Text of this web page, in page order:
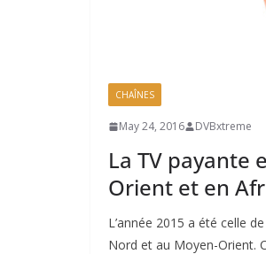
CHAÎNES
May 24, 2016 DVBxtreme
La TV payante
Orient et en
L’année 2015 a été celle
Nord et au Moyen-Orient.